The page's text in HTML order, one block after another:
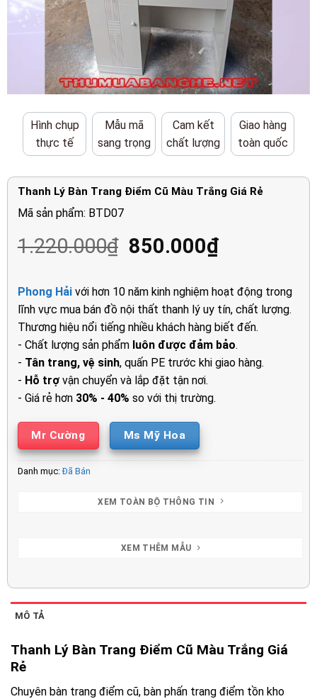
Hình chụp
thực tế
Mẫu mã
sang trọng
Cam kết
chất lượng
Giao hàng
toàn quốc
Thanh Lý Bàn Trang Điểm Cũ Màu Trắng Giá Rẻ
Mã sản phẩm: BTD07
1.220.000₫ Giá
là:
1.220.000₫.
850.000₫Giá
tại
là:
850.000₫.
Phong Hảivới hơn 10 năm kinh nghiệm hoạt động trong
lĩnh vực mua bán đồ nội thất thanh lý uy tín, chất lượng.
Thương hiệu nổi tiếng nhiều khách hàng biết đến.
- Chất lượng sản phẩm luôn được đảm bảo.
- Tân trang, vệ sinh, quấn PE trước khi giao hàng.
- Hỗ trợvận chuyển và lắp đặt tận nơi.
- Giá rẻ hơn 30% - 40% so với thị trường.
Mr Cường Ms Mỹ Hoa
Danh mục:Đã Bán
XEM TOÀN BỘ THÔNG TIN
XEM THÊM MẪU
MÔ TẢ
Thanh Lý Bàn Trang Điểm Cũ Màu Trắng Giá
Rẻ
Chuyên bàn trang điểm cũ, bàn phấn trang điểm tồn kho